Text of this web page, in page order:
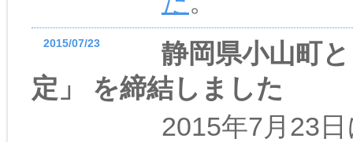
2015/07/23
静岡県小山町
定」 を締結しました
2015年7月23